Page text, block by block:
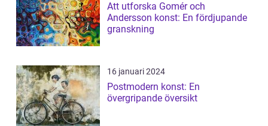
Att utforska Gomér och
Andersson konst: En fördjupande
granskning
16 januari 2024
Postmodern konst: En
övergripande översikt